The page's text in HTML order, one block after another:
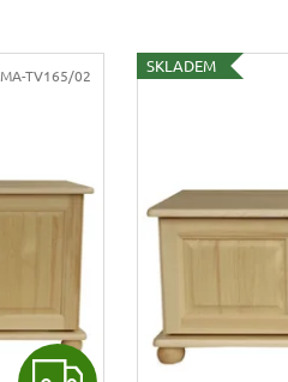
MA-TV165/02 SKLADEM